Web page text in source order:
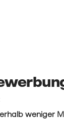
weniger